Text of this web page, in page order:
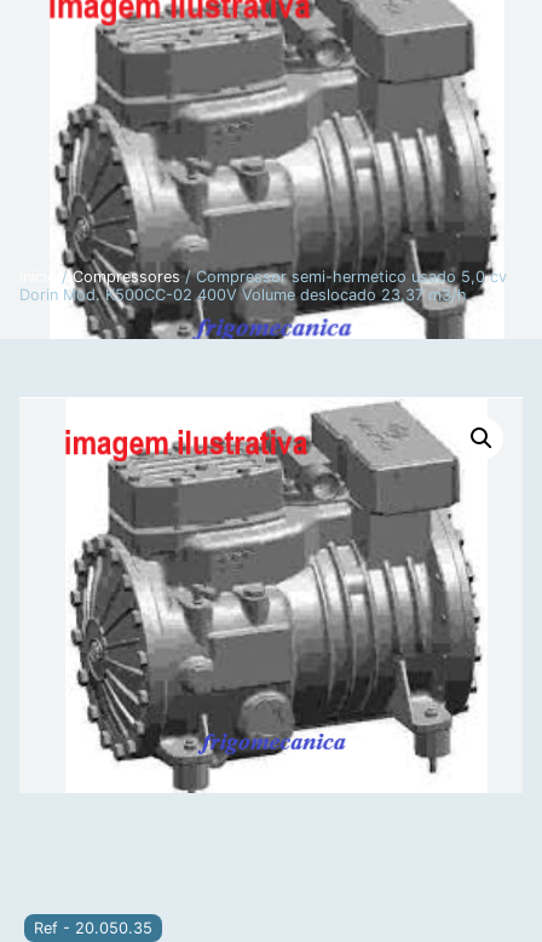
/Compressores/ Compressor semi-hermetico usado 5,0 cv
Dorin Mod. K500CC-02 400V Volume deslocado 23,37 m3/h
Ref - 20.050.35